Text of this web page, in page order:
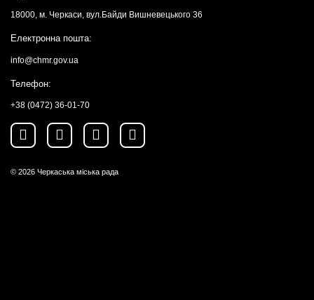
18000, м. Черкаси, вул.Байди Вишневецького 36
Електронна пошта:
info@chmr.gov.ua
Телефон:
+38 (0472) 36-01-70
© 2026 Черкаська міська рада